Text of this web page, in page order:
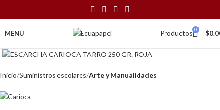
MENU Productos 0 $
Inicio Suministros escolares Arte y Manualidades